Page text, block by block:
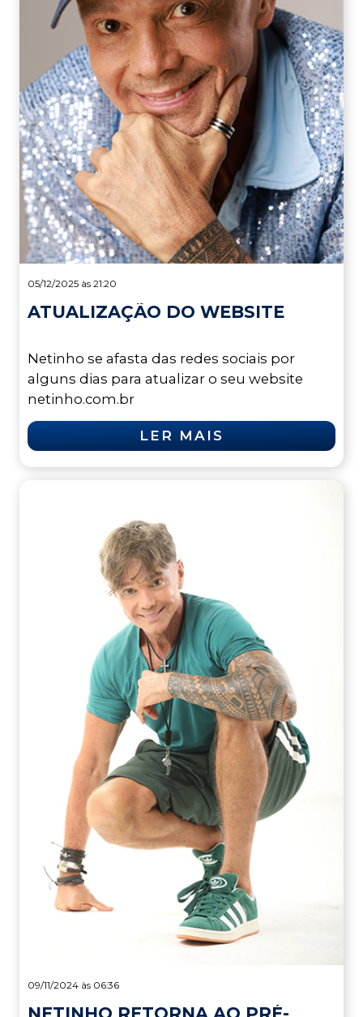
05/12/2025 às 21:20
ATUALIZAÇÃO DO WEBSITE
Netinho se afasta das redes sociais por
alguns dias para atualizar o seu website
netinho.com.br
LER MAIS
09/11/2024 às 06:36